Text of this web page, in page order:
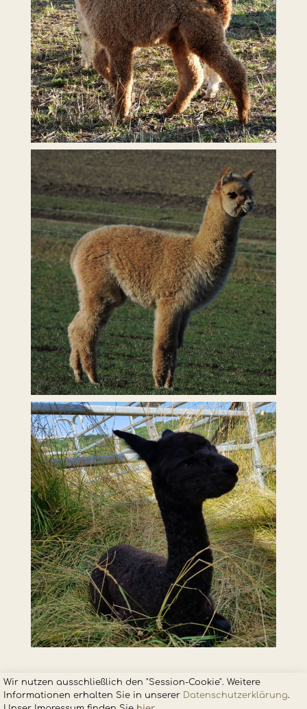
Wir nutzen ausschließlich den "Session-Cookie". Weitere
Informationen erhalten Sie in unserer Datenschutzerklärung.